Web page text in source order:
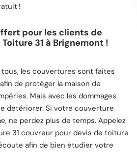
!
pour les clients de
31 à Brignemont !
tous, les couvertures sont faites
de protéger la maison de
Mais avec les dommages
détériorer. Si votre couverture
ne perdez plus de temps. Appelez
31 couvreur pour devis de toiture
afin de bien étudier votre